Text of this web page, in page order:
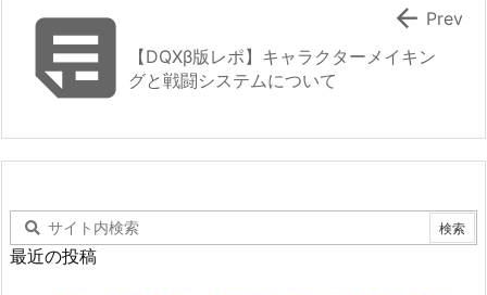

【DQXβ版レポ】キャラクターメイキン
グと戦闘システムについて
 Prev
最近の投稿